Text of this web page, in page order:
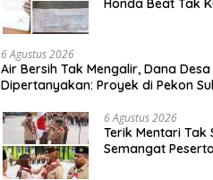
Honda Beat Tak
6 Agustus 2026
Air Bersih Tak Mengalir, Dana
Dipertanyakan: Proyek di Pekon
Konfirmasi
6 Agustus 2026
Terik Mentari Tak
Semangat